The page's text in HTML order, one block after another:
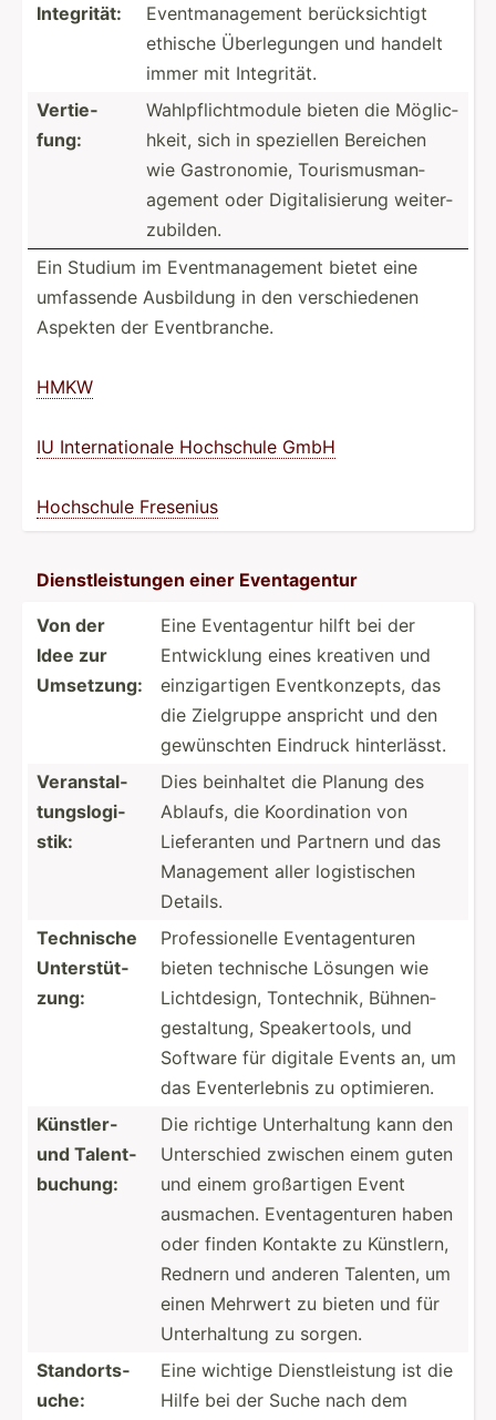
Integr­ität:
Eventm­ana­gement berück­sic­htigt
ethische Überle­gungen und handelt
immer mit Integr­ität.
Vertie­
fung:
Wahlpf­lic­htm­odule bieten die Möglic­
hkeit, sich in speziellen Bereichen
wie Gastro­nomie, Touris­mus­man­
agement oder Digita­lis­ierung weiter­
zub­ilden.
Ein Studium im Eventm­ana­gement bietet eine
umfassende Ausbildung in den versch­iedenen
Aspekten der Eventb­ranche.
HMKW
IU Intern­ati­onale Hochschule GmbH
Hochschule Fresenius
Dienst­lei­stungen einer Eventa­gentur
Von der
Idee zur
Umsetzung:
Eine Eventa­gentur hilft bei der
Entwic­klung eines kreativen und
einzig­artigen Eventk­onz­epts, das
die Zielgruppe anspricht und den
gewüns­chten Eindruck hinter­lässt.
Verans­tal­
tun­gsl­ogi­
stik:
Dies beinhaltet die Planung des
Ablaufs, die Koordi­nation von
Liefer­anten und Partnern und das
Management aller logist­ischen
Details.
Technische
Unters­tüt­
zung:
Profes­sio­nelle Eventa­gen­turen
bieten technische Lösungen wie
Lichtd­esign, Tontec­hnik, Bühnen­
ges­tal­tung, Speake­rtools, und
Software für digitale Events an, um
das Evente­rlebnis zu optimi­eren.
Künstler-
und Talent­
buc­hung:
Die richtige Unterh­altung kann den
Unters­chied zwischen einem guten
und einem großar­tigen Event
ausmachen. Eventa­gen­turen haben
oder finden Kontakte zu Künstlern,
Rednern und anderen Talenten, um
einen Mehrwert zu bieten und für
Unterh­altung zu sorgen.
Stando­rts­
uche:
Eine wichtige Dienst­lei­stung ist die
Hilfe bei der Suche nach dem